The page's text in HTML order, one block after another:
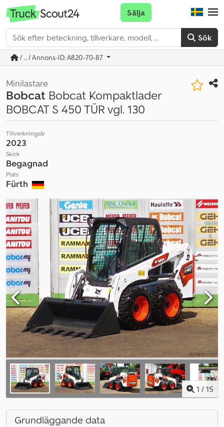
Sök
Sälja
/ ... / Annons-ID: A820-70-87
Minilastare
Bobcat Bobcat Kompaktlader
BOBCAT S 450 TÜR vgl. 130
Tillverkningsår
2023
Skick
Begagnad
Plats
Fürth
1 / 15
Grundläggande data